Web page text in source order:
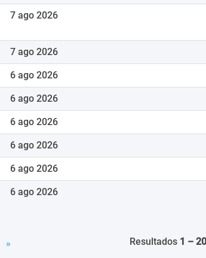
7 ago 2026
7 ago 2026
6 ago 2026
6 ago 2026
6 ago 2026
6 ago 2026
6 ago 2026
6 ago 2026
Resultados 1 – 20
»